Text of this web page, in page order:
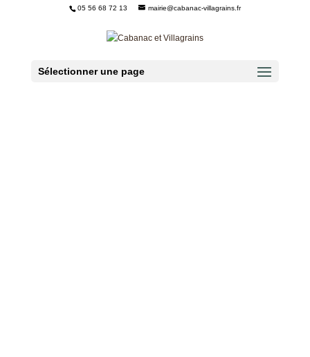
05 56 68 72 13 mairie@cabanac-villagrains.fr
Sélectionner une page